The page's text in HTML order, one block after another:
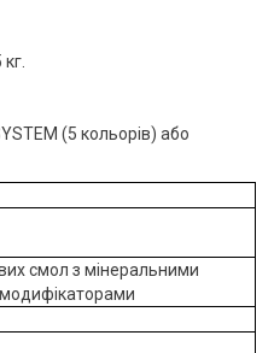
(5 кольорів) або
смол з мінеральними